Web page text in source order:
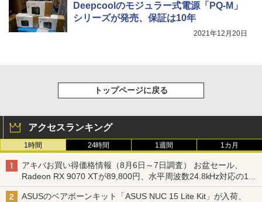
Deepcoolのモジュラー式電源「PQ-M」
シリーズが発売、保証は10年
2021年12月20日
トップページに戻る
アクセスランキング
1時間 24時間 1週間 1カ月
アキバお買い得価格情報（8月6日～7日調査） お盆セール、
Radeon RX 9070 XTが89,800円、水平周波数24.8kHz対応の17
型モニターが9,801円、暑さ指数連動セール ほか
ASUSのベアボーンキット「ASUS NUC 15 Lite Kit」が入荷、